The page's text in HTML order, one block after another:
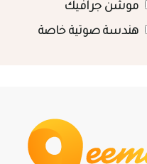
موشن جرافيك
هندسة صوتية خاصة